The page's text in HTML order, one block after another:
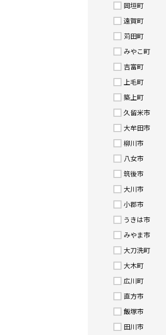
岡垣町
遠賀町
苅田町
みやこ町
吉富町
上毛町
築上町
久留米市
大牟田市
柳川市
八女市
筑後市
大川市
小郡市
うきは市
みやま市
大刀洗町
大木町
広川町
直方市
飯塚市
田川市